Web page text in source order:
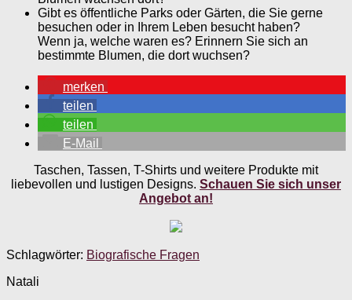
Gibt es öffentliche Parks oder Gärten, die Sie gerne
besuchen oder in Ihrem Leben besucht haben?
Wenn ja, welche waren es? Erinnern Sie sich an
bestimmte Blumen, die dort wuchsen?
merken
teilen
teilen
E-Mail
Taschen, Tassen, T-Shirts und weitere Produkte mit
liebevollen und lustigen Designs. Schauen Sie sich unser
Angebot an!
Schlagwörter: Biografische Fragen
Natali